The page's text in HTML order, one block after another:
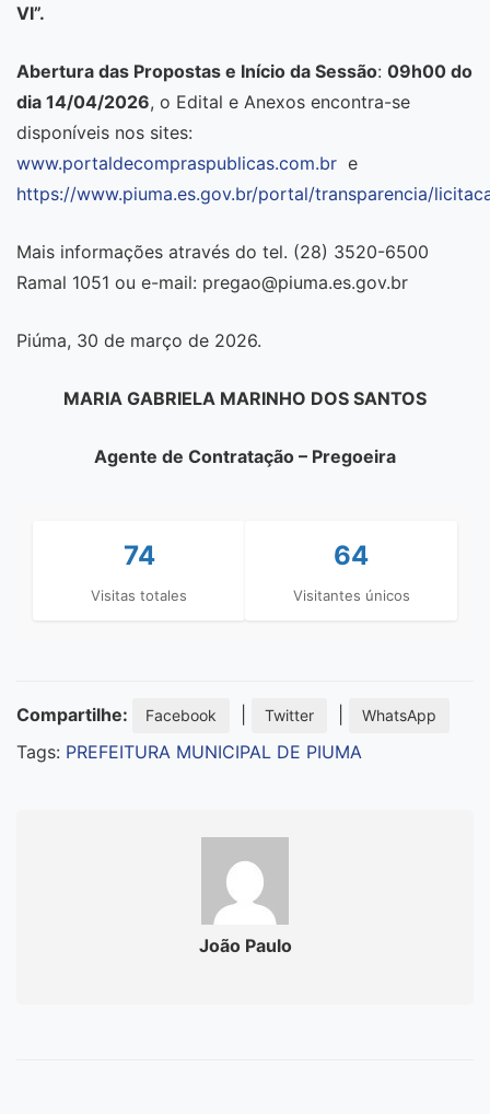
VI”.
Abertura das Propostas e Início da Sessão: 09h00 do
dia 14/04/2026, o Edital e Anexos encontra-se
disponíveis nos sites:
www.portaldecompraspublicas.com.br e
https://www.piuma.es.gov.br/portal/transparencia/
Mais informações através do tel. (28) 3520-6500
Ramal 1051 ou e-mail: pregao@piuma.es.gov.br
Piúma, 30 de março de 2026.
MARIA GABRIELA MARINHO DOS SANTOS
Agente de Contratação – Pregoeira
74
Visitas totales
64
Visitantes únicos
Compartilhe: Facebook Twitter WhatsApp
Tags: PREFEITURA MUNICIPAL DE PIUMA
João Paulo